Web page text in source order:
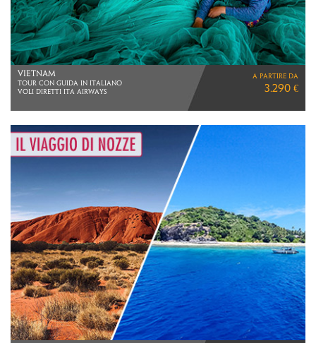
POLINESIA
VOLI ITA AIRWAYS/
AIR TAHITI NUI
a partire da
5.640 €